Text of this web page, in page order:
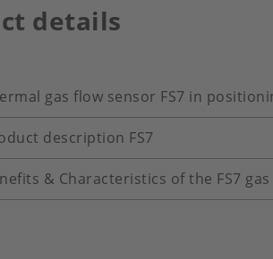
details
gas flow sensor FS7 in
description FS7
& Characteristics of the FS7